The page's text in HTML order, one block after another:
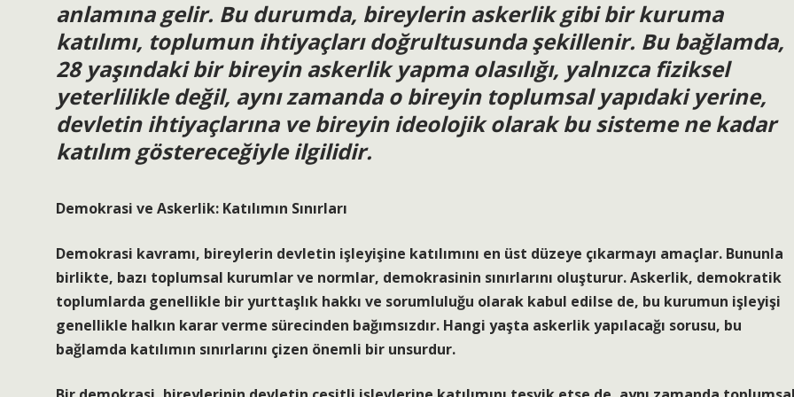
anlamına gelir. Bu durumda, bireylerin askerlik gibi bir kuruma
katılımı, toplumun ihtiyaçları doğrultusunda şekillenir. Bu bağlamda,
28 yaşındaki bir bireyin askerlik yapma olasılığı, yalnızca fiziksel
yeterlilikle değil, aynı zamanda o bireyin toplumsal yapıdaki yerine,
devletin ihtiyaçlarına ve bireyin ideolojik olarak bu sisteme ne kadar
katılım göstereceğiyle ilgilidir.
Demokrasi ve Askerlik: Katılımın Sınırları
Demokrasi kavramı, bireylerin devletin işleyişine katılımını en üst düzeye çıkarmayı amaçlar. Bununla
birlikte, bazı toplumsal kurumlar ve normlar, demokrasinin sınırlarını oluşturur. Askerlik, demokratik
toplumlarda genellikle bir yurttaşlık hakkı ve sorumluluğu olarak kabul edilse de, bu kurumun işleyişi
genellikle halkın karar verme sürecinden bağımsızdır. Hangi yaşta askerlik yapılacağı sorusu, bu
bağlamda katılımın sınırlarını çizen önemli bir unsurdur.